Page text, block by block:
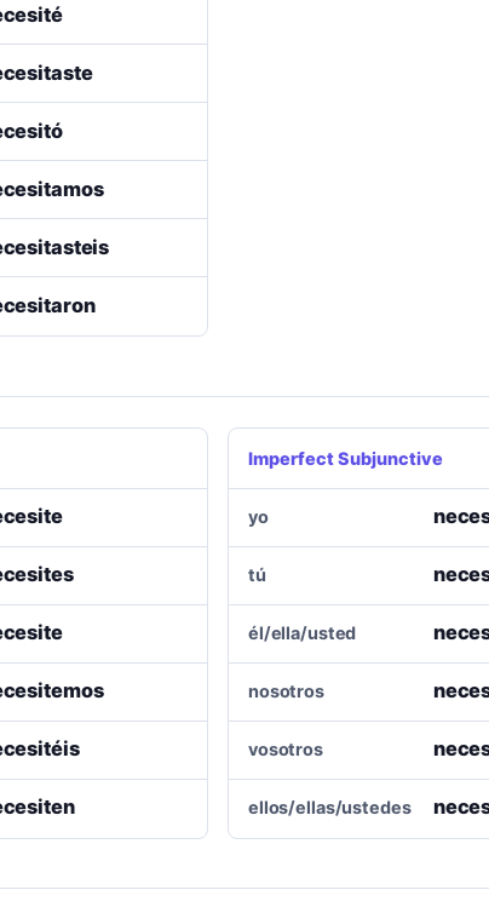
Imperfect Subjunctive
yo
tú
él/ella/usted
nosotros
vosotros
ellos/ellas/ustedes